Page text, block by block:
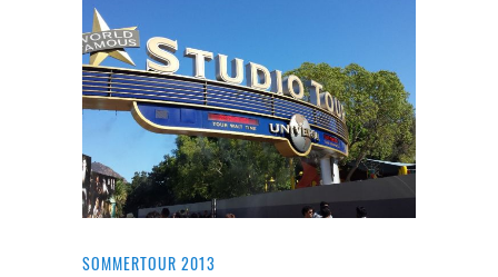
SOMMERTOUR 2013